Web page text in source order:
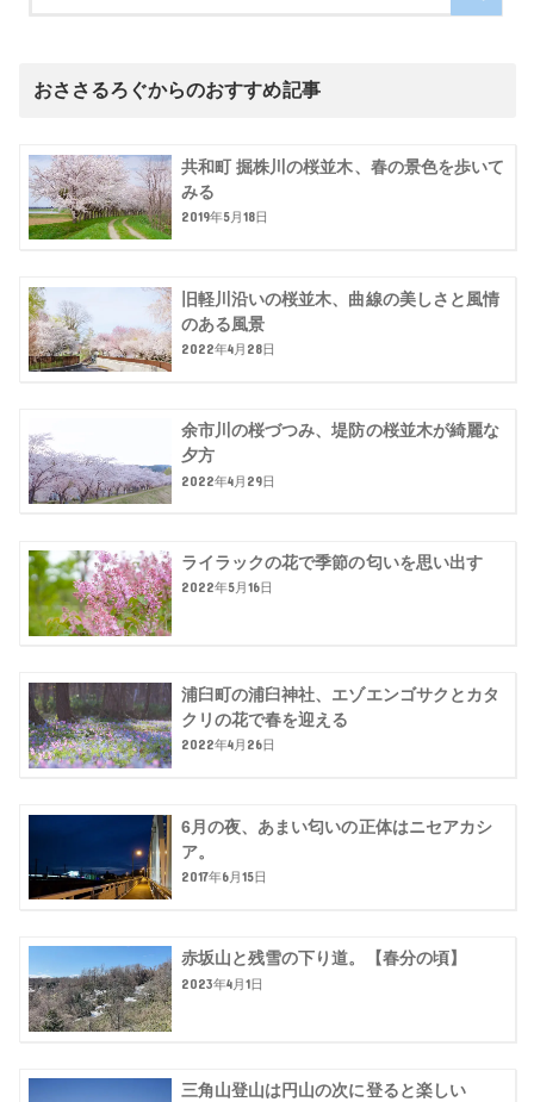
おささるろぐからのおすすめ記事
共和町 掘株川の桜並木、春の景色を歩いて
みる
2019年5月18日
旧軽川沿いの桜並木、曲線の美しさと風情
のある風景
2022年4月28日
余市川の桜づつみ、堤防の桜並木が綺麗な
夕方
2022年4月29日
ライラックの花で季節の匂いを思い出す
2022年5月16日
浦臼町の浦臼神社、エゾエンゴサクとカタ
クリの花で春を迎える
2022年4月26日
6月の夜、あまい匂いの正体はニセアカシ
ア。
2017年6月15日
赤坂山と残雪の下り道。【春分の頃】
2023年4月1日
三角山登山は円山の次に登ると楽しい